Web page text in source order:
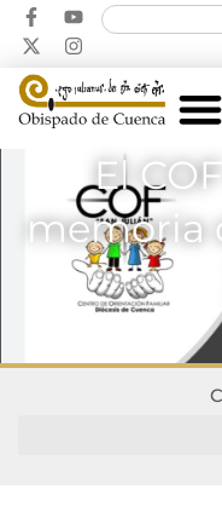
El
memoria